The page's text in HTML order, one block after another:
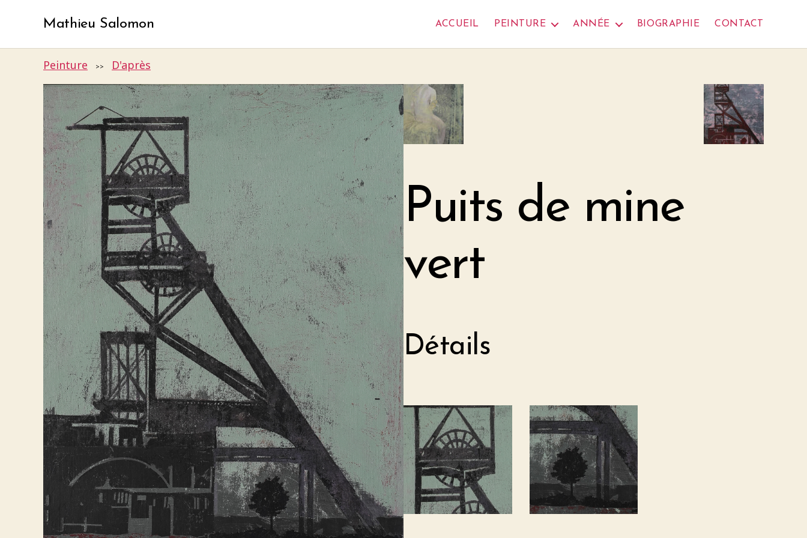
Mathieu Salomon ACCUEIL PEINTURE ANNÉE BIOGRAPHIE CONTACT
Peinture >> D'après
Puits de mine
vert
Détails